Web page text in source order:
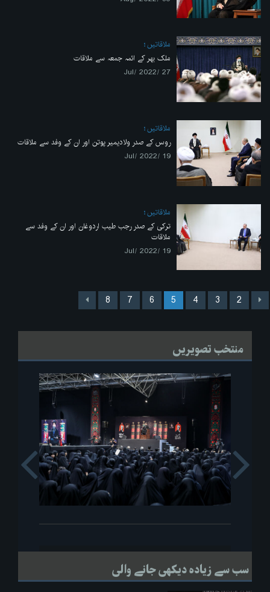
ملاقاتیں
ملک بھر کے ائمہ جمعہ سے ملاقات
27 /Jul/ 2022
ملاقاتیں
روس کے صدر ولادیمیر پوتن اور ان کے وفد سے ملاقات
19 /Jul/ 2022
ملاقاتیں
ترکی کے صدر رجب طیب اردوغان اور ان کے وفد سے
ملاقات
19 /Jul/ 2022
2
3
4
5
6
7
8
منتخب تصویریں
Next
سب سے زیادہ دیکھی جانے والی